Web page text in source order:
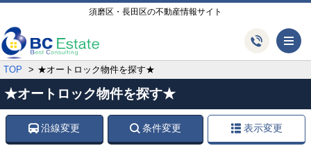
須磨区・長田区の不動産情報サイト
TOP ★オートロック物件を探す★
★オートロック物件を探す★
沿線変更 条件変更 表示変更